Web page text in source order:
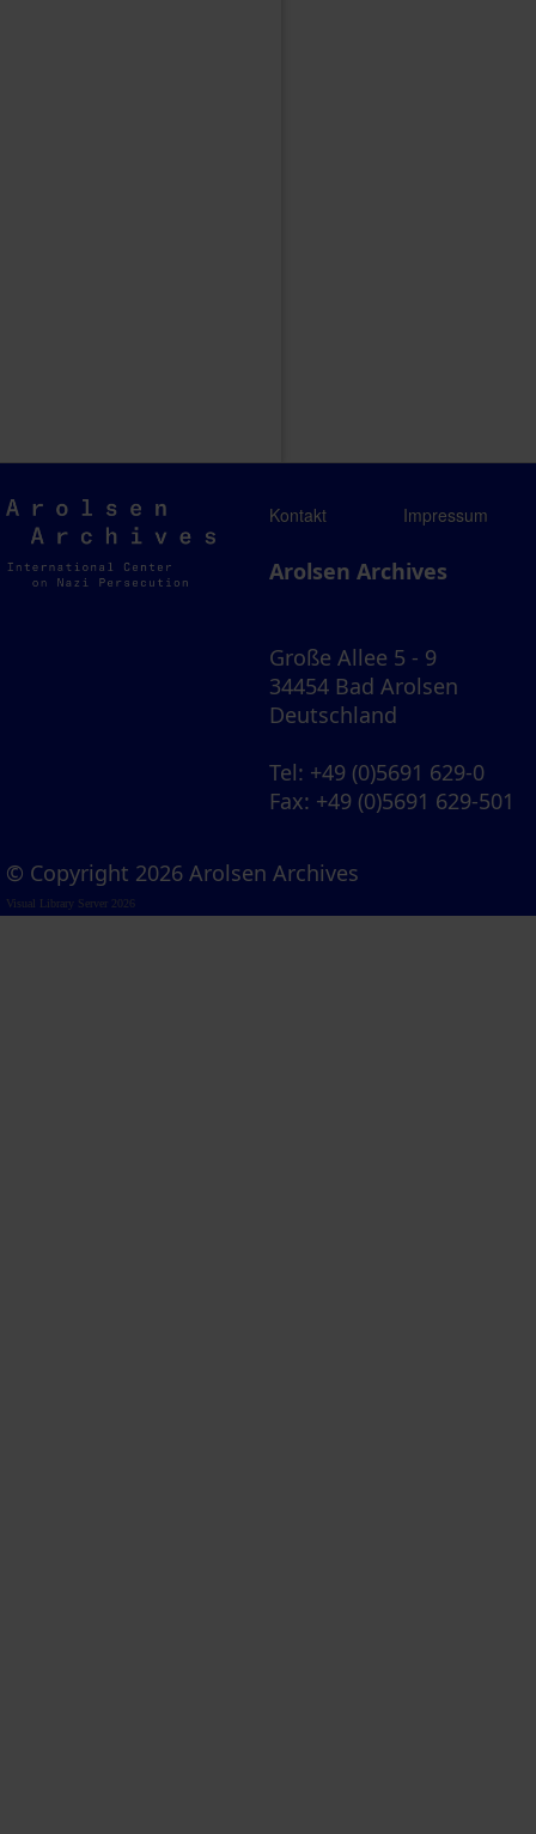
Arolsen
Archives
Kontakt Impressum
Arolsen Archives
Große Allee 5 - 9
34454 Bad Arolsen
Deutschland
Tel: +49 (0)5691 629-0
Fax: +49 (0)5691 629-501
© Copyright 2026 Arolsen Archives
Visual Library Server 2026